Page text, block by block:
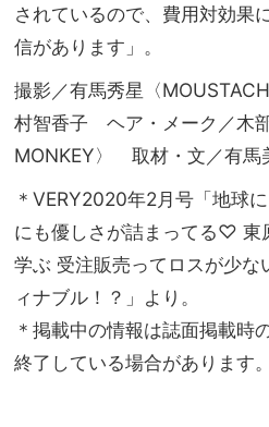
されているので、費用対効果
信があります」。
撮影／有馬秀星〈
村智香子 ヘア・メーク／木
MONKEY〉 取材・文／有
＊VERY2020年2月号「地球
にも優しさが詰まってる♡ 東
学ぶ 受注販売ってロスが少な
ィナブル！？」より。
＊掲載中の情報は誌面掲載時
終了している場合があります。